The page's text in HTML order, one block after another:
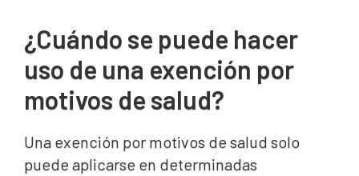
¿Cuándo se puede hacer
uso de una exención por
motivos de salud?
Una exención por motivos de salud solo
puede aplicarse en determinadas